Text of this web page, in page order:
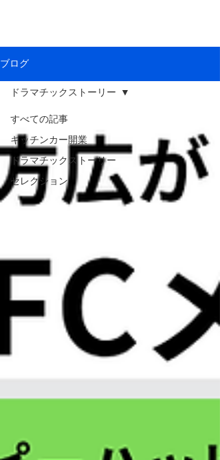
ブログ
すべての記事
キッチンカー開業
ドラマチックストーリー
セレクション
ドラマチックストーリー